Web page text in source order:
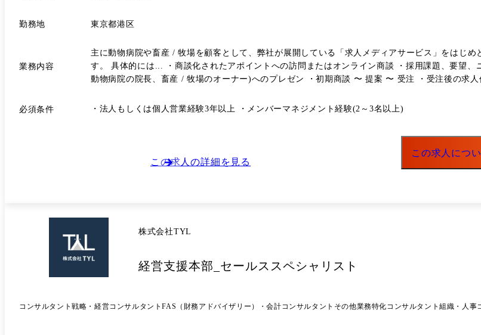
勤務地 東京都港区
業務内容
主に動物病院や畜産 / 牧場を顧客として、弊社が展開している「求人メディアサービス」をはじ
す。 具体的には... ・商談化されたアポイントへの訪問またはオンライン商談 ・採用課題、要望、ニーズのヒアリング ・課題に対しての最適な提案内容の選定 ・決裁者(主に
動物病院の院長、畜産 / 牧場のオーナー)へのプレゼン ・初期商談 〜 提案 〜 受注 ・受注後の求
ンの実現には、まだまだ仲間が必要です。同じ志や価値観をお持ちの人はもちろん、現在までに
業界従事者のための合同就職説明会イベント アニマルジョブ学生版:動物医療 / ペット美容業界の
業(畜産・農業)に専門特化した転職サイト フレッシュジョブフェスタ:第一次産業(畜産・農業)に
必須条件 ・法人もしくは個人営業経験3年以上 ・メンバーマネジメント経験(2～3名以上)
この求人の詳細を見る
この求人につ
株式会社TYL
経営支援本部_セールススペシャリスト
コンサルタント戦略・経営コンサルタントFAS（財務アドバイザリー）・会計コンサルタント その他業務特化コンサルタント組織・人事